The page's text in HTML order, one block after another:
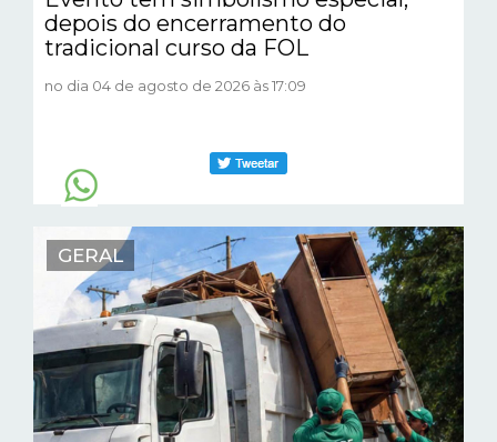
depois do encerramento do
tradicional curso da FOL
no dia 04 de agosto de 2026 às 17:09
GERAL